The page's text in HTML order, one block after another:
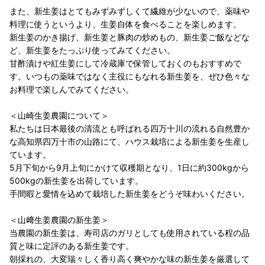
また、新生姜はとてもみずみずしくて繊維が少ないので、薬味や
料理に使うというより、生姜自体を食べることを楽しめます。
新生姜のかき揚げ、新生姜と豚肉の炒めもの、新生姜ご飯などな
ど、新生姜をたっぷり使ってみてください。
甘酢漬けや紅生姜にして冷蔵庫で保管しておくのもおすすめで
す。いつもの薬味ではなく主役にもなれる新生姜を、ぜひ色々な
お料理で楽しんでみてください。
＜山崎生姜農園について＞
私たちは日本最後の清流とも呼ばれる四万十川の流れる自然豊か
な高知県四万十市の山路にて、ハウス栽培による新生姜を生産し
ています。
5月下旬から9月上旬にかけて収穫期となり、1日に約300kgから
500kgの新生姜を出荷しています。
手間暇と愛情を込めて栽培した新生姜をどうぞ味わいください。
＜山﨑生姜農園の新生姜＞
当農園の新生姜は、寿司店のガリとしても使用されている程の品
質と味に定評のある新生姜です。
朝採れの、大変瑞々しく香り高く爽やかな味の新生姜を厳選して